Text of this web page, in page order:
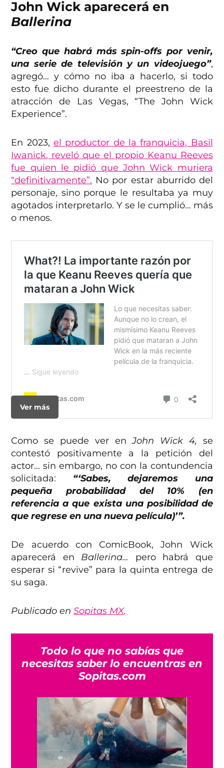
John Wick aparecerá en
Ballerina
“Creo que habrá más spin-offs por venir,
una serie de televisión y un videojuego”,
agregó… y cómo no iba a hacerlo, si todo
esto fue dicho durante el preestreno de la
atracción de Las Vegas, “The John Wick
Experience”.
En 2023,el productor de la franquicia, Basil
Iwanick, reveló que el propio Keanu Reeves
fue quien le pidió que John Wick muriera
“definitivamente”. No por estar aburrido del
personaje, sino porque le resultaba ya muy
agotados interpretarlo. Y se le cumplió… más
o menos.
Ver más
Como se puede ver enJohn Wick 4, se
contestó positivamente a la petición del
actor… sin embargo, no con la contundencia
solicitada: “‘Sabes, dejaremos una
pequeña probabilidad del 10% (en
referencia a que exista una posibilidad de
que regrese en una nueva película)’”.
De acuerdo con ComicBook, John Wick
aparecerá en Ballerina… pero habrá que
esperar si “revive” para la quinta entrega de
su saga.
Publicado enSopitas MX.
Todo lo que no sabías que
necesitas saber lo encuentras en
Sopitas.com